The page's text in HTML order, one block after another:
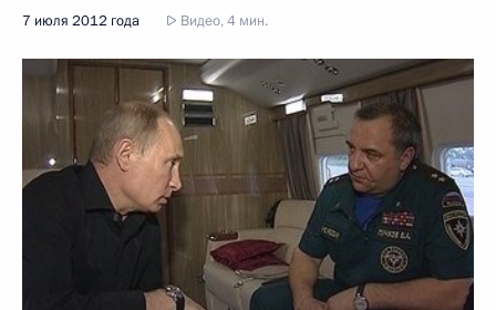
7 июля 2012 года Видео, 4 мин.